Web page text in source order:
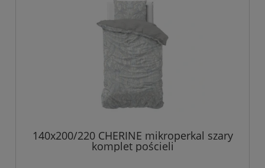
140x200/220 CHERINE mikroperkal szary
komplet pościeli